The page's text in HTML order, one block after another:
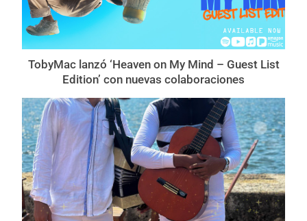
TobyMac lanzó ‘Heaven on My Mind – Guest List
Edition’ con nuevas colaboraciones